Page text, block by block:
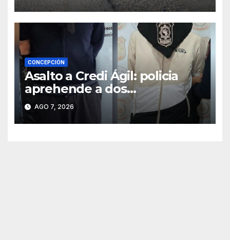
CONCEPCIÓN
Asalto a Credi Ágil: policia
aprehende a dos
sospechosos e incauta
evidencias en Concepción
AGO 7, 2026